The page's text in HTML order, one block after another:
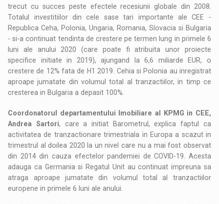
trecut cu succes peste efectele recesiunii globale din 2008.
Totalul investitiilor din cele sase tari importante ale CEE -
Republica Ceha, Polonia, Ungaria, Romania, Slovacia si Bulgaria
- si-a continuat tendinta de crestere pe termen lung in primele 6
luni ale anului 2020 (care poate fi atribuita unor proiecte
specifice initiate in 2019), ajungand la 6,6 miliarde EUR, o
crestere de 12% fata de H1 2019. Cehia si Polonia au inregistrat
aproape jumatate din volumul total al tranzactiilor, in timp ce
cresterea in Bulgaria a depasit 100%.
Coordonatorul departamentului Imobiliare al KPMG in CEE,
Andrea Sartori, care a initiat Barometrul, explica faptul ca
activitatea de tranzactionare trimestriala in Europa a scazut in
trimestrul al doilea 2020 la un nivel care nu a mai fost observat
din 2014 din cauza efectelor pandemiei de COVID-19. Acesta
adauga ca Germania si Regatul Unit au continuat impreuna sa
atraga aproape jumatate din volumul total al tranzactiilor
europene in primele 6 luni ale anului.